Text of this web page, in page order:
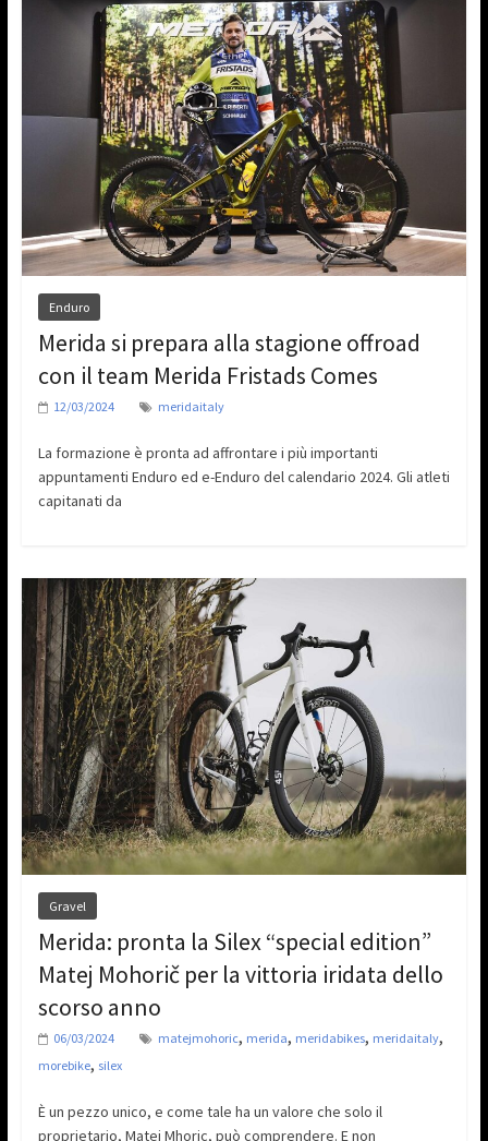
Enduro
Merida si prepara alla stagione offroad
con il team Merida Fristads Comes
12/03/2024 meridaitaly
La formazione è pronta ad affrontare i più importanti
appuntamenti Enduro ed e-Enduro del calendario 2024. Gli atleti
capitanati da
Gravel
Merida: pronta la Silex “special edition”
Matej Mohorič per la vittoria iridata dello
scorso anno
06/03/2024 matejmohoric, merida, meridabikes, meridaitaly,
morebike, silex
È un pezzo unico, e come tale ha un valore che solo il
proprietario, Matej Mhoric, può comprendere. E non